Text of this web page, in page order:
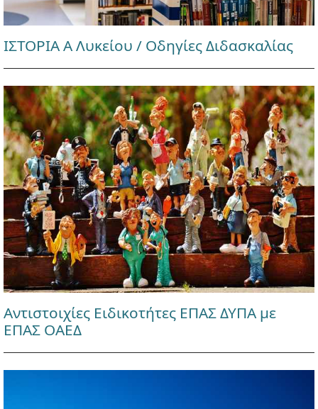
ΙΣΤΟΡΙΑ Α Λυκείου / Οδηγίες Διδασκαλίας
Αντιστοιχίες Ειδικοτήτες ΕΠΑΣ ΔΥΠΑ με
ΕΠΑΣ ΟΑΕΔ